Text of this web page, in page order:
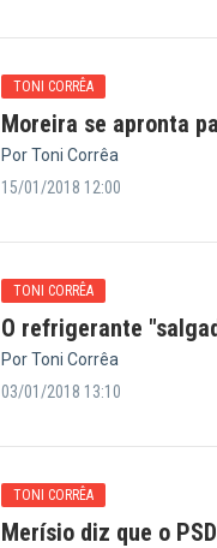
TONI CORRÊA
Moreira se apronta
Por Toni Corrêa
15/01/2018 12:00
TONI CORRÊA
O refrigerante
Por Toni Corrêa
03/01/2018 13:10
TONI CORRÊA
Merísio diz que o